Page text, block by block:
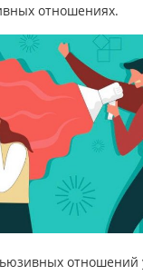
отношениях.
отношений